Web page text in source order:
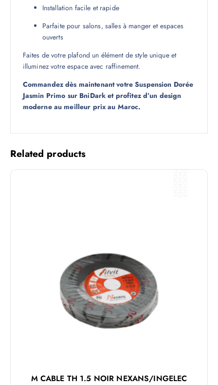
Installation facile et rapide
Parfaite pour salons, salles à manger et espaces
ouverts
Faites de votre plafond un élément de style unique et
illuminez votre espace avec raffinement.
Commandez dès maintenant votre Suspension Dorée
Jasmin Primo sur BniDark et profitez d’un design
moderne au meilleur prix au Maroc.
Related products
M CABLE TH 1.5 NOIR NEXANS/INGELEC